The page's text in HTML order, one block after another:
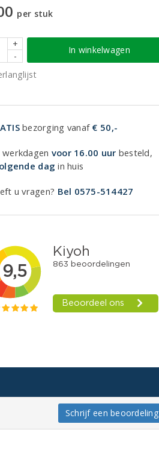
per stuk
+
-
In winkelwagen
bezorging vanaf € 50,-
werkdagen voor 16.00 uur besteld,
dag in huis
u vragen? Bel 0575-514427
Schrijf een beoordeling